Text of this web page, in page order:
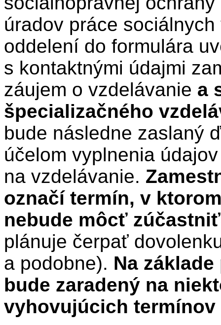
úradov práce
oddelení do formulára
s kontaktnými údajmi
záujem o vzdelávanie a
špecializačného
bude následne zaslaný
účelom vyplnenia
na vzdelávanie.
označí termín, v
nebude môcť zúčastniť
plánuje čerpať
a podobne). Na
bude zaradený na
vyhovujúcich termínov